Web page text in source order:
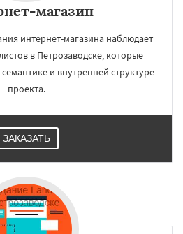
магазин
интернет-магазина наблюдает
в Петрозаводске, которые
и внутренней структуре
проекта.
ЗАКАЗАТЬ